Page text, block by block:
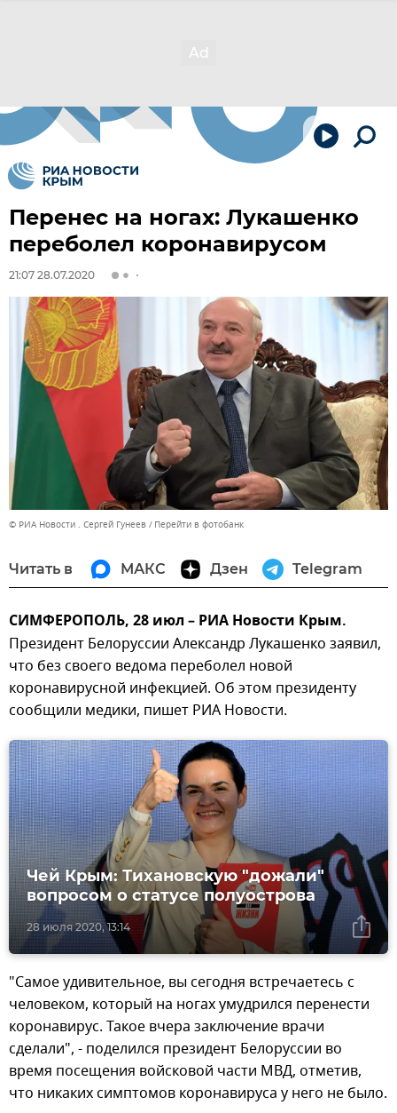
Перенес на ногах: Лукашенко
переболел коронавирусом
21:07 28.07.2020
© РИА Новости . Сергей Гунеев Перейти в фотобанк
Читать в МАКС Дзен Telegram
СИМФЕРОПОЛЬ, 28 июл – РИА Новости Крым.
Президент Белоруссии Александр Лукашенко заявил,
что без своего ведома переболел новой
коронавирусной инфекцией. Об этом президенту
сообщили медики, пишет РИА Новости.
28 июля 2020, 13:14
Чей Крым: Тихановскую "дожали"
вопросом о статусе полуострова
"Самое удивительное, вы сегодня встречаетесь с
человеком, который на ногах умудрился перенести
коронавирус. Такое вчера заключение врачи
сделали", - поделился президент Белоруссии во
время посещения войсковой части МВД, отметив,
что никаких симптомов коронавируса у него не было.